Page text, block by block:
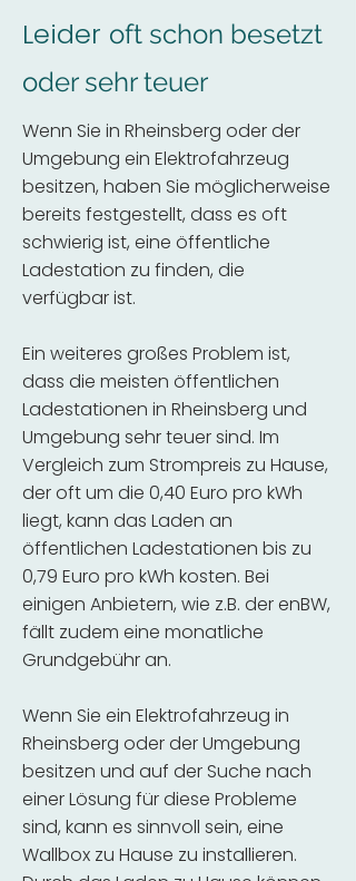
Leider oft schon besetzt
oder sehr teuer
Wenn Sie in Rheinsberg oder der
Umgebung ein Elektrofahrzeug
besitzen, haben Sie möglicherweise
bereits festgestellt, dass es oft
schwierig ist, eine öffentliche
Ladestation zu finden, die
verfügbar ist.
Ein weiteres großes Problem ist,
dass die meisten öffentlichen
Ladestationen in Rheinsberg und
Umgebung sehr teuer sind. Im
Vergleich zum Strompreis zu Hause,
der oft um die 0,40 Euro pro kWh
liegt, kann das Laden an
öffentlichen Ladestationen bis zu
0,79 Euro pro kWh kosten. Bei
einigen Anbietern, wie z.B. der enBW,
fällt zudem eine monatliche
Grundgebühr an.
Wenn Sie ein Elektrofahrzeug in
Rheinsberg oder der Umgebung
besitzen und auf der Suche nach
einer Lösung für diese Probleme
sind, kann es sinnvoll sein, eine
Wallbox zu Hause zu installieren.